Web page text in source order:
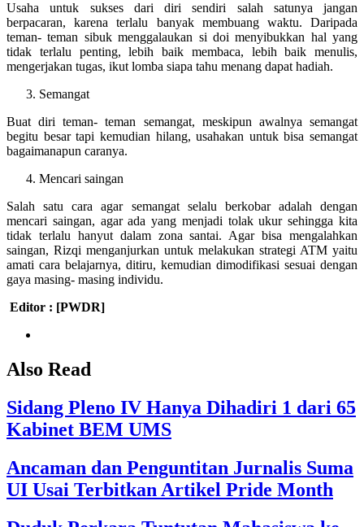
Usaha untuk sukses dari diri sendiri salah satunya jangan
berpacaran, karena terlalu banyak membuang waktu. Daripada
teman- teman sibuk menggalaukan si doi menyibukkan hal yang
tidak terlalu penting, lebih baik membaca, lebih baik menulis,
mengerjakan tugas, ikut lomba siapa tahu menang dapat hadiah.
Semangat
Buat diri teman- teman semangat, meskipun awalnya semangat
begitu besar tapi kemudian hilang, usahakan untuk bisa semangat
bagaimanapun caranya.
Mencari saingan
Salah satu cara agar semangat selalu berkobar adalah dengan
mencari saingan, agar ada yang menjadi tolak ukur sehingga kita
tidak terlalu hanyut dalam zona santai. Agar bisa mengalahkan
saingan, Rizqi menganjurkan untuk melakukan strategi ATM yaitu
amati cara belajarnya, ditiru, kemudian dimodifikasi sesuai dengan
gaya masing- masing individu.
Editor : [PWDR]
Also Read
Sidang Pleno IV Hanya Dihadiri 1 dari 65
Kabinet BEM UMS
Ancaman dan Penguntitan Jurnalis Suma
UI Usai Terbitkan Artikel Pride Month